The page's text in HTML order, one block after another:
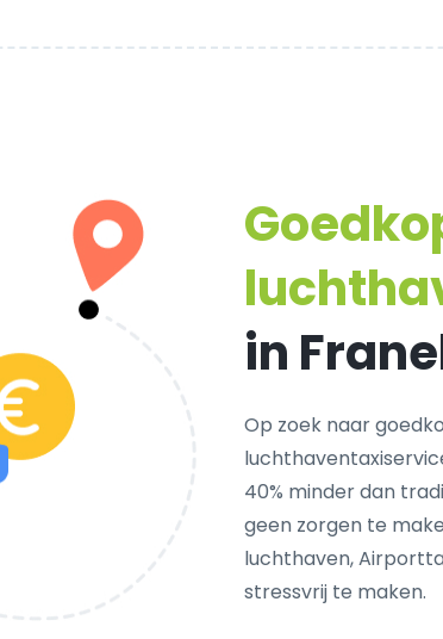
in
Op zoek naar
40% minder dan
geen zorgen te
luchthaven,
stressvrij te maken.